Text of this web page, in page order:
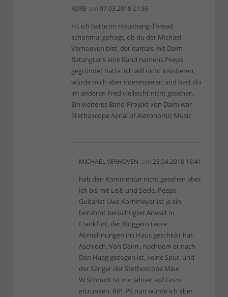
RORE am 07.03.2018 21:55
Hi, ich hatte im Houshäng-Thread
schonmal gefragt, ob du der Michael
Verhoeven bist, der damals mit Daim
Batangtaris eine Band namens Peeps
gegründet hatte. Ich will nicht insistieren,
würde mich aber interessieren und hast du
im anderen Fred vielleicht nicht gesehen.
Ein weiteres Band-Projekt von Daim war
Stethoscope Aerial of Astronomic Music.
MICHAEL VERHOVEN am 23.04.2018 16:41
hab den Kommentar nicht gesehen aber
ich bis mit Leib und Seele. Peeps
Guitarist Uwe Kornmeyer ist ja ein
berühmt berüchtigter Anwalt in
Frankfurt, der Bloggern teure
Abmahnungen ins Haus geschickt hat.
Aschloch. Von Daim , nachdem er nach
Den Haag gezogen ist, keine Spur, und
der Sänger der Stethoscope Mike
W.Schmidt ist vor Jahren auf Gozo
ertrunken, RiP. PS nun würde ich aber